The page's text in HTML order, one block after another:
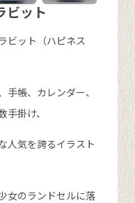
ット
ット（ハピネス
帳、カレンダー、
掛け、
人気を誇るイラスト
女のランドセルに落